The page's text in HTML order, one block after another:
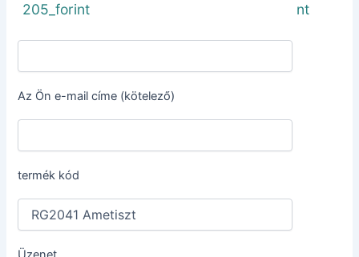
205_forint
nt
Az Ön e-mail címe (kötelező)
termék kód